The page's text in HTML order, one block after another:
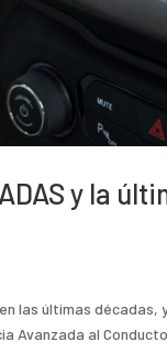
y la
las últimas décadas,
al